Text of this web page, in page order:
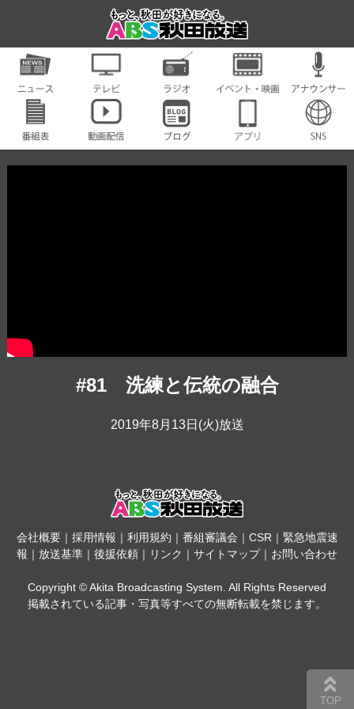
#81 洗練と伝統の融合
2019年8月13日(火)放送
会社概要｜ 採用情報 ｜ 利用規約 ｜ 番組審議会 ｜ CSR ｜ 緊急地震速
報 ｜ 放送基準 ｜ 後援依頼 ｜ リンク ｜ サイトマップ｜ お問い合わせ
Copyright © Akita Broadcasting System. All Rights Reserved
掲載されている記事・写真等すべての無断転載を禁じます。